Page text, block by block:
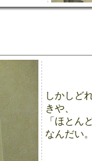
しかしど
きや、
「ほとん
なんだい